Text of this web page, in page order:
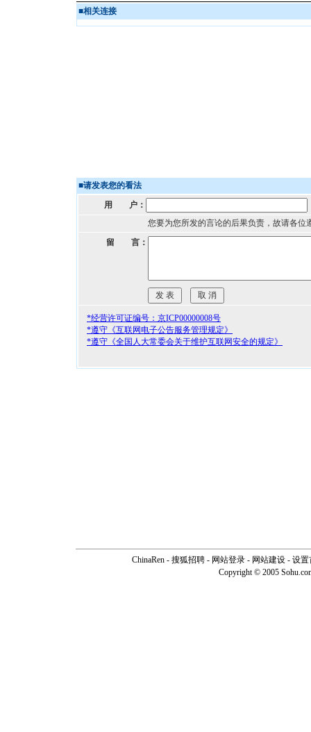
■相关连接
■请发表您的看法
用 户：
您要为您所发的言论的后果负责，故请各位
留 言：
*经营许可证编号：京ICP00000008号
*遵守《互联网电子公告服务管理规定》
*遵守《全国人大常委会关于维护互联网安全的规定》
ChinaRen - 搜狐招聘 - 网站登录 - 网站建设 - 设置
Copyright © 2005